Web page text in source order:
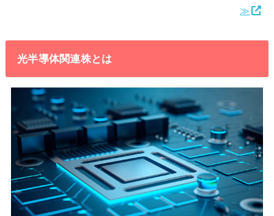
≫
光半導体関連株とは